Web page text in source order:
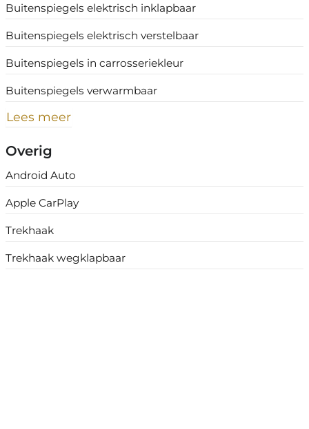
Buitenspiegels elektrisch inklapbaar
Buitenspiegels elektrisch verstelbaar
Buitenspiegels in carrosseriekleur
Buitenspiegels verwarmbaar
Lees meer
Overig
Android Auto
Apple CarPlay
Trekhaak
Trekhaak wegklapbaar